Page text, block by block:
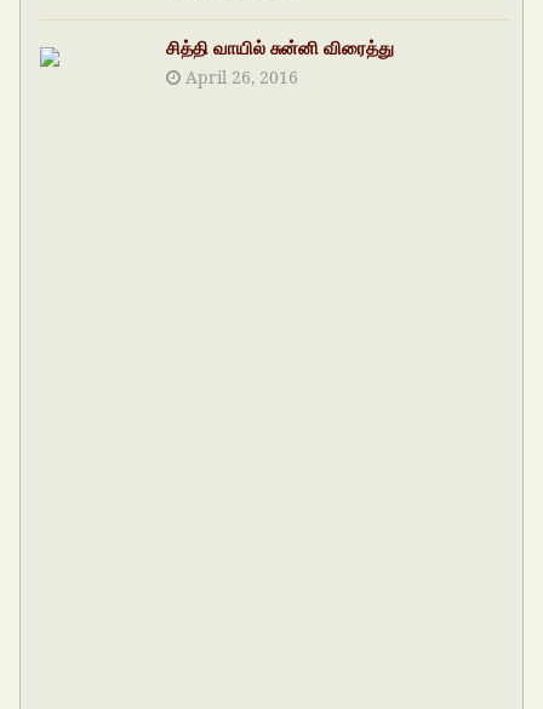
சித்தி வாயில் சுன்னி விரைத்து
April 26, 2016